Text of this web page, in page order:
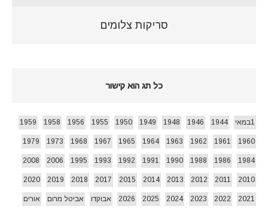
סריקות צלומים
כל תג הוא קישור
1במאי 1944
1946
1948
1949
1950
1955
1956
1958
1959
1960
1961
1962
1963
1964
1965
1967
1968
1973
1979
1984
1986
1988
1990
1991
1992
1993
1995
2006
2008
2010
2011
2012
2013
2014
2015
2017
2018
2019
2020
2021
2022
2023
2024
2025
2026 אבוקדו אביטל מרום אורים